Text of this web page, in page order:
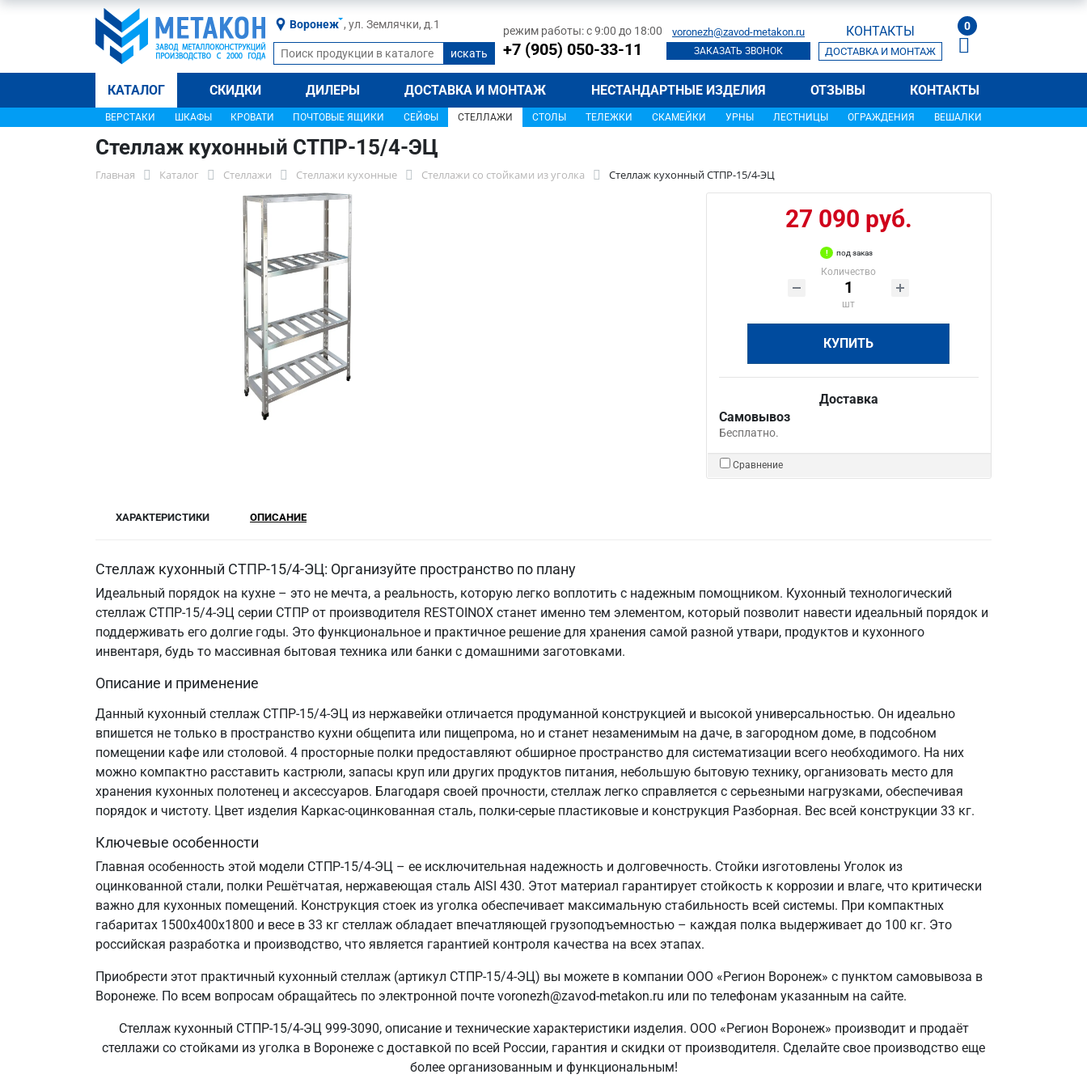
Воронеж , ул. Землячки, д.1 режим работы: с 9:00 до 18:00
+7 (905) 050-33-11
voronezh@zavod-metakon.ru
ЗАКАЗАТЬ ЗВОНОК
КОНТАКТЫ
ДОСТАВКА И МОНТАЖ
0
КАТАЛОГ СКИДКИ ДИЛЕРЫ ДОСТАВКА И МОНТАЖ НЕСТАНДАРТНЫЕ ИЗДЕЛИЯ ОТЗЫВЫ КОНТАКТЫ
ВЕРСТАКИ ШКАФЫ КРОВАТИ ПОЧТОВЫЕ ЯЩИКИ СЕЙФЫ СТЕЛЛАЖИ СТОЛЫ ТЕЛЕЖКИ СКАМЕЙКИ УРНЫ ЛЕСТНИЦЫ ОГРАЖДЕНИЯ ВЕШАЛКИ
Стеллаж кухонный СТПР-15/4-ЭЦ
Главная Каталог Стеллажи Стеллажи кухонные Стеллажи со стойками из уголка Стеллаж кухонный СТПР-15/4-ЭЦ
27 090 руб.
под заказ
Количество
шт
КУПИТЬ
Доставка
Самовывоз
Бесплатно.
Сравнение
ХАРАКТЕРИСТИКИ ОПИСАНИЕ
Стеллаж кухонный СТПР-15/4-ЭЦ: Организуйте пространство по плану
Идеальный порядок на кухне – это не мечта, а реальность, которую легко воплотить с надежным помощником. Кухонный технологический
стеллаж СТПР-15/4-ЭЦ серии СТПР от производителя RESTOINOX станет именно тем элементом, который позволит навести идеальный порядок и
поддерживать его долгие годы. Это функциональное и практичное решение для хранения самой разной утвари, продуктов и кухонного
инвентаря, будь то массивная бытовая техника или банки с домашними заготовками.
Описание и применение
Данный кухонный стеллаж СТПР-15/4-ЭЦ из нержавейки отличается продуманной конструкцией и высокой универсальностью. Он идеально
впишется не только в пространство кухни общепита или пищепрома, но и станет незаменимым на даче, в загородном доме, в подсобном
помещении кафе или столовой. 4 просторные полки предоставляют обширное пространство для систематизации всего необходимого. На них
можно компактно расставить кастрюли, запасы круп или других продуктов питания, небольшую бытовую технику, организовать место для
хранения кухонных полотенец и аксессуаров. Благодаря своей прочности, стеллаж легко справляется с серьезными нагрузками, обеспечивая
порядок и чистоту. Цвет изделия Каркас-оцинкованная сталь, полки-серые пластиковые и конструкция Разборная. Вес всей конструкции 33 кг.
Ключевые особенности
Главная особенность этой модели СТПР-15/4-ЭЦ – ее исключительная надежность и долговечность. Стойки изготовлены Уголок из
оцинкованной стали, полки Решётчатая, нержавеющая сталь AISI 430. Этот материал гарантирует стойкость к коррозии и влаге, что критически
важно для кухонных помещений. Конструкция стоек из уголка обеспечивает максимальную стабильность всей системы. При компактных
габаритах 1500х400х1800 и весе в 33 кг стеллаж обладает впечатляющей грузоподъемностью – каждая полка выдерживает до 100 кг. Это
российская разработка и производство, что является гарантией контроля качества на всех этапах.
Приобрести этот практичный кухонный стеллаж (артикул СТПР-15/4-ЭЦ) вы можете в компании ООО «Регион Воронеж» с пунктом самовывоза в
Воронеже. По всем вопросам обращайтесь по электронной почте voronezh@zavod-metakon.ru или по телефонам указанным на сайте.
Стеллаж кухонный СТПР-15/4-ЭЦ 999-3090, описание и технические характеристики изделия. ООО «Регион Воронеж» производит и продаёт
стеллажи со стойками из уголка в Воронеже с доставкой по всей России, гарантия и скидки от производителя. Сделайте свое производство еще
более организованным и функциональным!